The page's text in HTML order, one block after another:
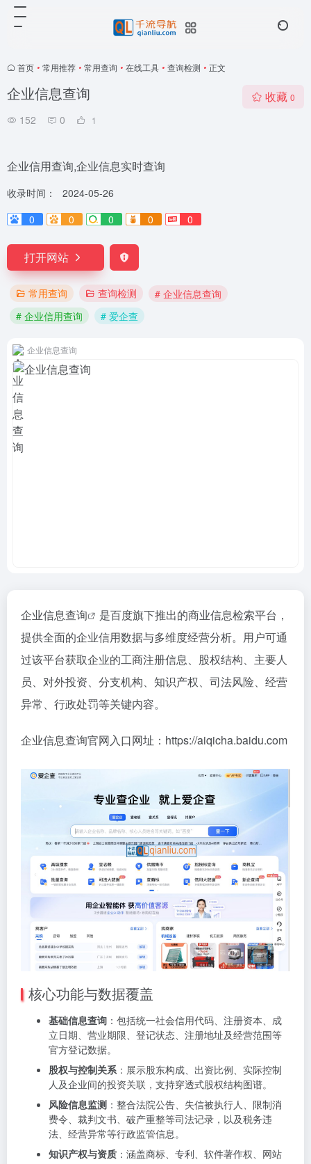
首页 • 常用推荐 • 常用查询 • 在线工具 • 查询检测 • 正文
企业信息查询
152 0 1
收藏 0
企业信用查询,企业信息实时查询
收录时间：
2024-05-26
0
0 0 0 0
打开网站
常用查询 查询检测
# 企业信息查询
# 企业信用查询
# 爱企查
企业信息查询
企业信息查询
是百度旗下推出的商业信息检索平台，
提供全面的企业信用数据与多维度经营分析。用户可通
过该平台获取企业的工商注册信息、股权结构、主要人
员、对外投资、分支机构、知识产权、司法风险、经营
异常、行政处罚等关键内容。
企业信息查询官网入口网址：https://aiqicha.baidu.com
核心功能与数据覆盖
基础信息查询 ：包括统一社会信用代码、注册资本、成
立日期、营业期限、登记状态、注册地址及经营范围等
官方登记数据。
股权与控制关系 ：展示股东构成、出资比例、实际控制
人及企业间的投资关联，支持穿透式股权结构图谱。
风险信息监测 ：整合法院公告、失信被执行人、限制消
费令、裁判文书、破产重整等司法记录，以及税务违
法、经营异常等行政监管信息。
知识产权与资质 ：涵盖商标、专利、软件著作权、网站